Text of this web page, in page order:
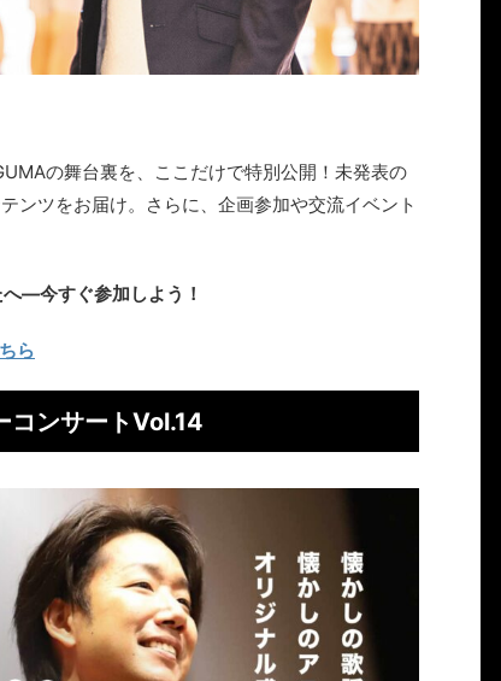
の舞台裏を、ここだけで特別公開！未発表の
ンツをお届け。さらに、企画参加や交流イベント
—今すぐ参加しよう！
ら
ンサートVol.14